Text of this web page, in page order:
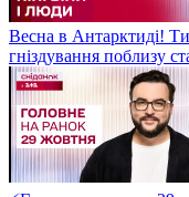
Артем Приходько та
справжнє ЧУДО в місті!